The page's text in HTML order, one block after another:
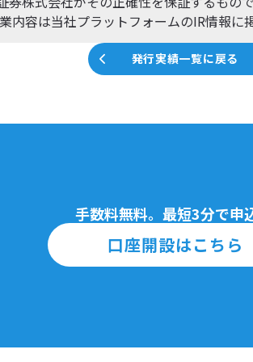
内容は当社プラットフォームのIR情報に
発行実績一覧に戻る
手数料無料。最短3分で申
口座開設はこちら